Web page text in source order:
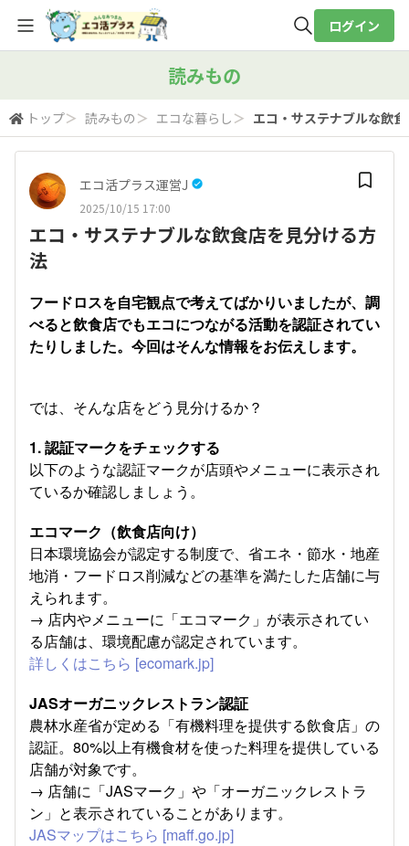
検索
ログイン
読みもの
トップ＞ 読みもの ＞ エコな暮らし ＞ エコ・サステナブルな飲
エコ活プラス運営J
2025/10/15 17:00
エコ・サステナブルな飲食店を見分ける方
法
フードロスを自宅観点で考えてばかりいましたが、調
べると飲食店でもエコにつながる活動を認証されてい
たりしました。今回はそんな情報をお伝えします。
では、そんな店をどう見分けるか？
1.認証マークをチェックする
以下のような認証マークが店頭やメニューに表示され
ているか確認しましょう。
エコマーク（飲食店向け）
日本環境協会が認定する制度で、省エネ・節水・地産
地消・フードロス削減などの基準を満たした店舗に与
えられます。
→ 店内やメニューに「エコマーク」が表示されてい
る店舗は、環境配慮が認定されています。
詳しくはこちら [ecomark.jp]
JASオーガニックレストラン認証
農林水産省が定める「有機料理を提供する飲食店」の
認証。80%以上有機食材を使った料理を提供している
店舗が対象です。
→ 店舗に「JASマーク」や「オーガニックレストラ
ン」と表示されていることがあります。
JASマップはこちら [maff.go.jp]